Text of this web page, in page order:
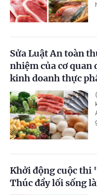
Sửa Luật An toàn
nhiệm của cơ quan
kinh doanh thực
Khởi động cuộc thi
Thúc đẩy lối sống